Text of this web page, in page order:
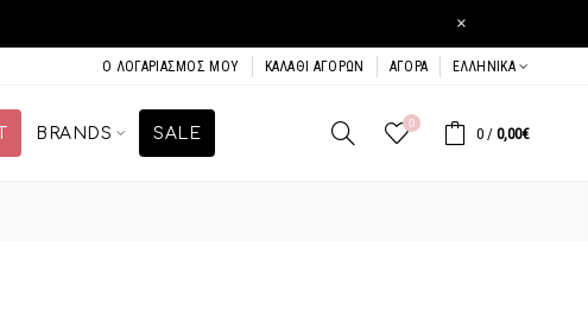
×
Ο ΛΟΓΑΡΙΑΣΜΌΣ ΜΟΥ ΚΑΛΆΘΙ ΑΓΟΡΏΝ ΑΓΟΡΆ ΕΛΛΗΝΙΚΆ
BRANDS SALE
0
0 / 0,00€